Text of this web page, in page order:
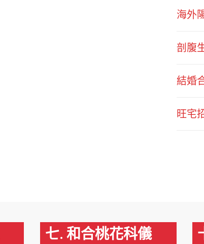
海外
剖腹
結婚
旺宅
七. 和合桃花科儀